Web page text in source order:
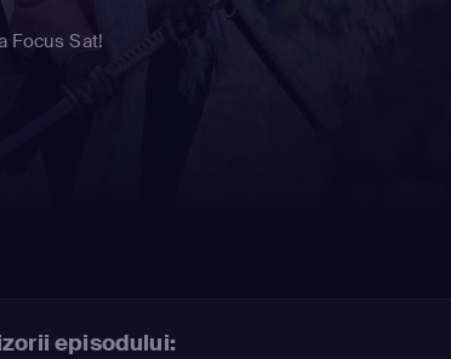
Focus Sat!
episodului: